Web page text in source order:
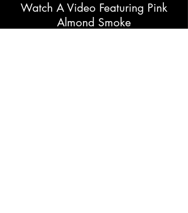
Watch A Video Featuring Pink
Almond Smoke